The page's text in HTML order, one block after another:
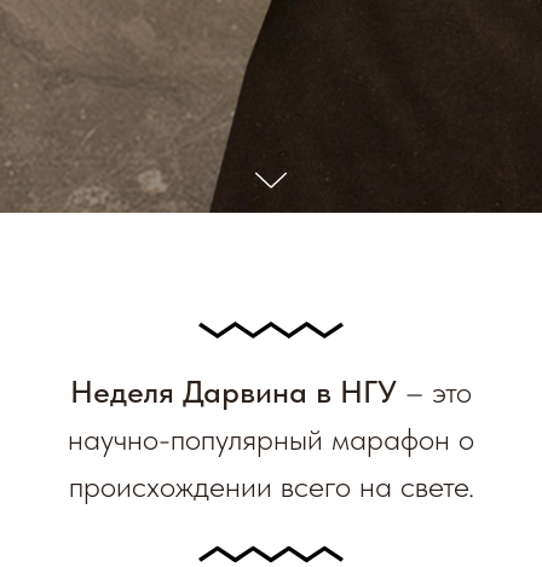
Неделя Дарвина в НГУ – это
научно-популярный марафон о
происхождении всего на свете.